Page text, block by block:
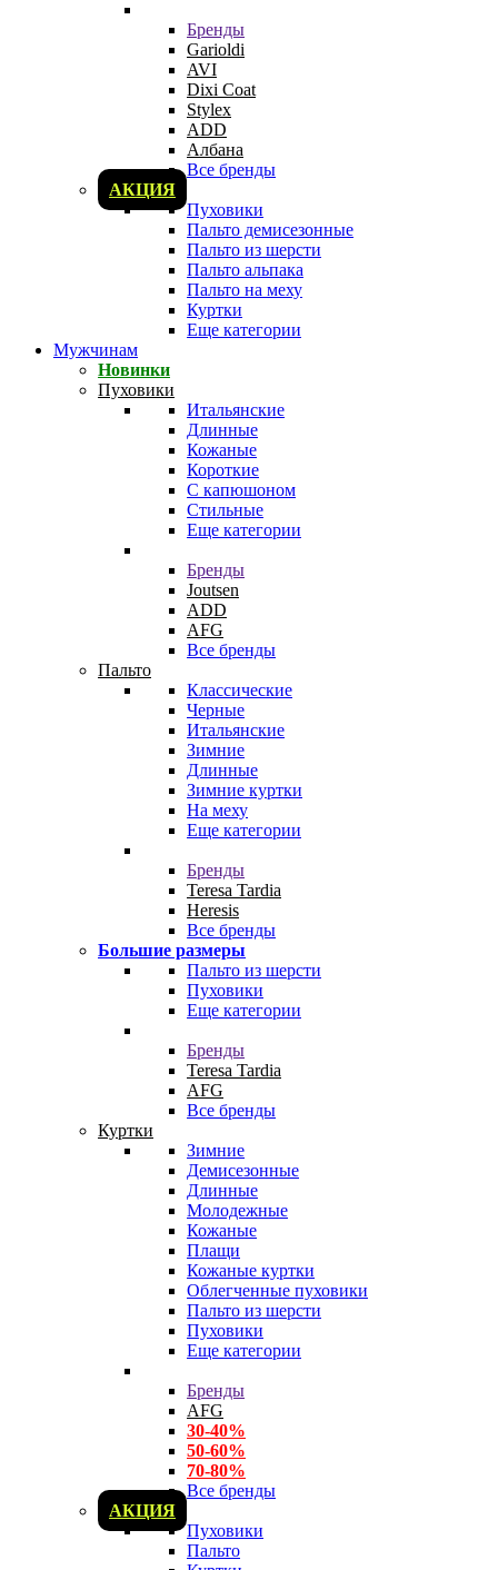
Бренды
Garioldi
AVI
Dixi Coat
Stylex
ADD
Албана
Все бренды
АКЦИЯ
Пуховики
Пальто демисезонные
Пальто из шерсти
Пальто альпака
Пальто на меху
Куртки
Еще категории
Мужчинам
Новинки
Пуховики
Итальянские
Длинные
Кожаные
Короткие
С капюшоном
Стильные
Еще категории
Бренды
Joutsen
ADD
AFG
Все бренды
Пальто
Классические
Черные
Итальянские
Зимние
Длинные
Зимние куртки
На меху
Еще категории
Бренды
Teresa Tardia
Heresis
Все бренды
Большие размеры
Пальто из шерсти
Пуховики
Еще категории
Бренды
Teresa Tardia
AFG
Все бренды
Куртки
Зимние
Демисезонные
Длинные
Молодежные
Кожаные
Плащи
Кожаные куртки
Облегченные пуховики
Пальто из шерсти
Пуховики
Еще категории
Бренды
AFG
30-40%
50-60%
70-80%
Все бренды
АКЦИЯ
Пуховики
Пальто